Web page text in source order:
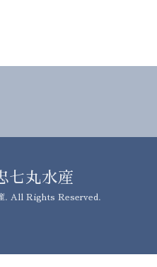
七丸水産
. All Rights Reserved.